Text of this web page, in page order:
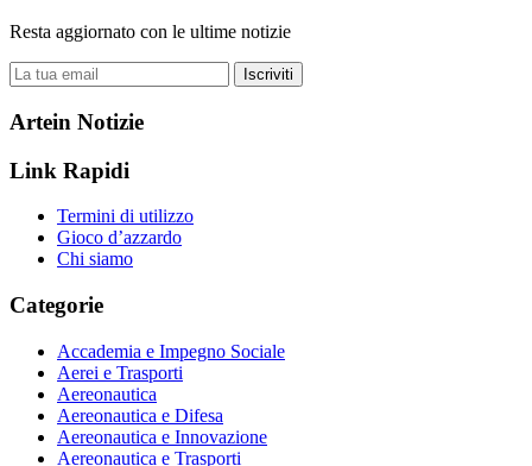
Resta aggiornato con le ultime notizie
Iscriviti
Artein Notizie
Link Rapidi
Termini di utilizzo
Gioco d’azzardo
Chi siamo
Categorie
Accademia e Impegno Sociale
Aerei e Trasporti
Aereonautica
Aereonautica e Difesa
Aereonautica e Innovazione
Aereonautica e Trasporti